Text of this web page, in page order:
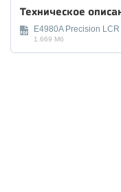
Техническое
E4980A Precision
1.669 Мб